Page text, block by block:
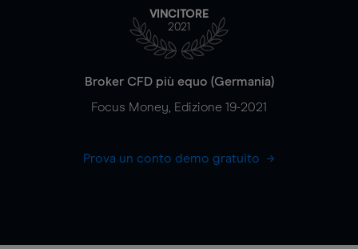
VINCITORE
2021
Broker CFD più equo (Germania)
Focus Money, Edizione 19-2021
Prova un conto demo gratuito